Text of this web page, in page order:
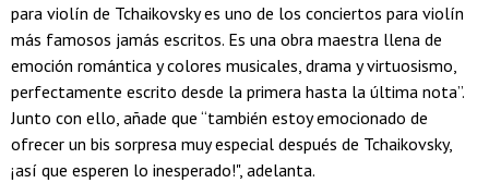
para violín de Tchaikovsky es uno de los conciertos para violín
más famosos jamás escritos. Es una obra maestra llena de
emoción romántica y colores musicales, drama y virtuosismo,
perfectamente escrito desde la primera hasta la última nota”.
Junto con ello, añade que “también estoy emocionado de
ofrecer un bis sorpresa muy especial después de Tchaikovsky,
¡así que esperen lo inesperado!", adelanta.